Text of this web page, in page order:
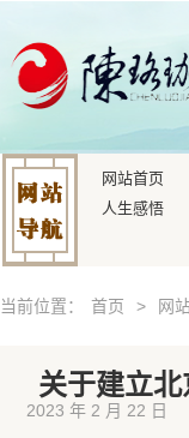
网站首页
人生感悟
当前位置： 首页 > 网
关于建立
2023 年 2 月 22 日